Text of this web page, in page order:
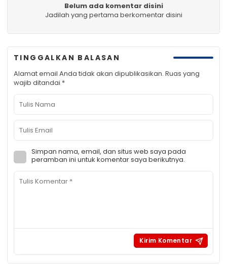
Belum ada komentar disini
Jadilah yang pertama berkomentar disini
TINGGALKAN BALASAN
Alamat email Anda tidak akan dipublikasikan. Ruas yang
wajib ditandai *
Simpan nama, email, dan situs web saya pada
peramban ini untuk komentar saya berikutnya.